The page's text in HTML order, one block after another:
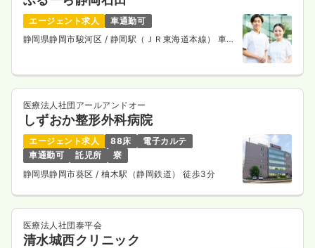
エージェント求人
車通勤可
静岡県静岡市駿河区 / 静岡駅（ＪＲ東海道本線） 車
医療法人社団アールアンドオー
しずおか整形外科病院
エージェント求人 88床
電子カルテ
車通勤可
託児所
寮
静岡県静岡市葵区 / 柚木駅（静岡鉄道） 徒歩3分
医療法人社団泰平会
清水城西クリニック